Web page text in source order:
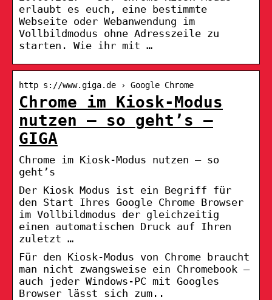
erlaubt es euch, eine bestimmte
Webseite oder Webanwendung im
Vollbildmodus ohne Adresszeile zu
starten. Wie ihr mit …
http s://www.giga.de › Google Chrome
Chrome im Kiosk-Modus
nutzen – so geht’s –
GIGA
Chrome im Kiosk-Modus nutzen – so
geht’s
Der Kiosk Modus ist ein Begriff für
den Start Ihres Google Chrome Browser
im Vollbildmodus der gleichzeitig
einen automatischen Druck auf Ihren
zuletzt …
Für den Kiosk-Modus von Chrome braucht
man nicht zwangsweise ein Chromebook –
auch jeder Windows-PC mit Googles
Browser lässt sich zum..